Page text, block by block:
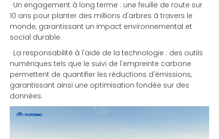
· Un engagement à long terme : une feuille de route sur
10 ans pour planter des millions d'arbres à travers le
monde, garantissant un impact environnemental et
social durable.
· La responsabilité à l'aide de la technologie : des outils
numériques tels que le suivi de l'empreinte carbone
permettent de quantifier les réductions d'émissions,
garantissant ainsi une optimisation fondée sur des
données.